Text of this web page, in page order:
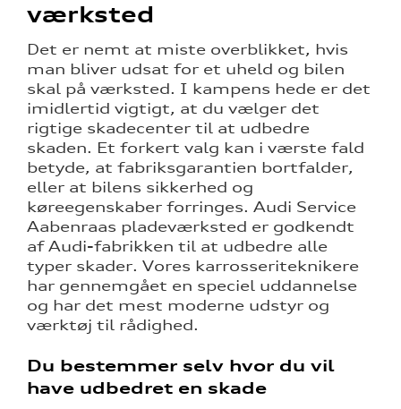
værksted
Det er nemt at miste overblikket, hvis
man bliver udsat for et uheld og bilen
skal på værksted. I kampens hede er det
imidlertid vigtigt, at du vælger det
rigtige skadecenter til at udbedre
skaden. Et forkert valg kan i værste fald
betyde, at fabriksgarantien bortfalder,
eller at bilens sikkerhed og
køreegenskaber forringes. Audi Service
Aabenraas pladeværksted er godkendt
af Audi-fabrikken til at udbedre alle
typer skader. Vores karrosseriteknikere
har gennemgået en speciel uddannelse
og har det mest moderne udstyr og
værktøj til rådighed.
Du bestemmer selv hvor du vil
have udbedret en skade